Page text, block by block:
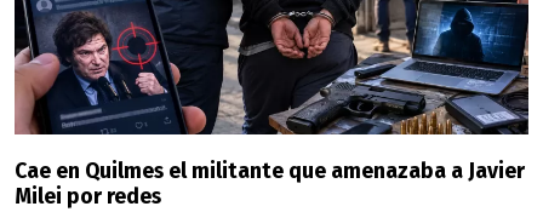
Cae en Quilmes el militante que amenazaba a Javier
Milei por redes